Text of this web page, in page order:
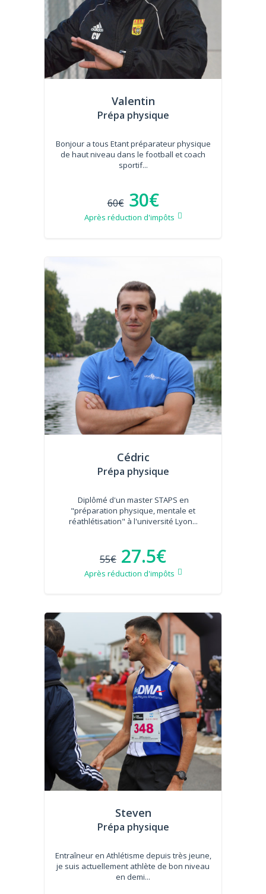
Valentin
Prépa physique
Bonjour a tous Etant préparateur physique
de haut niveau dans le football et coach
sportif...
60€ 30€
Après réduction d'impôts
Cédric
Prépa physique
Diplômé d'un master STAPS en
"préparation physique, mentale et
réathlétisation" à l'université Lyon...
55€ 27.5€
Après réduction d'impôts
Steven
Prépa physique
Entraîneur en Athlétisme depuis très jeune,
je suis actuellement athlète de bon niveau
en demi...